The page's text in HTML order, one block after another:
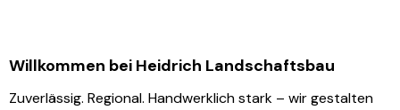
Willkommen bei Heidrich Landschaftsbau
Zuverlässig. Regional. Handwerklich stark – wir gestalten